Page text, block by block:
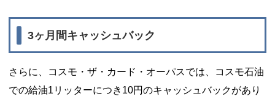
3ヶ月間キャッシュバック
さらに、コスモ・ザ・カード・オーパスでは、コスモ石油
での給油1リッターにつき10円のキャッシュバックがあり